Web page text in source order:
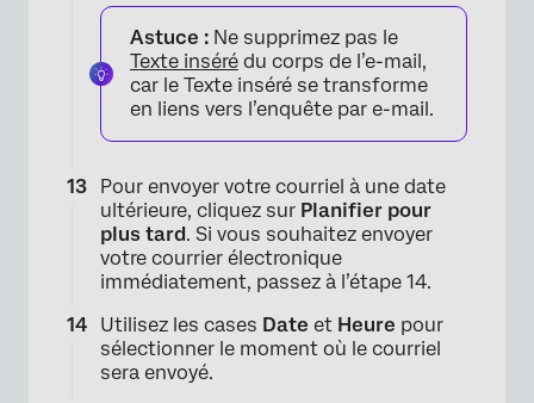
×
Astuce : Ne supprimez pas le
Texte inséré du corps de l’e-mail,
car le Texte inséré se transforme
en liens vers l’enquête par e-mail.
Pour envoyer votre courriel à une date
ultérieure, cliquez sur Planifier pour
plus tard. Si vous souhaitez envoyer
votre courrier électronique
immédiatement, passez à l’étape 14.
Utilisez les cases Date et Heure pour
sélectionner le moment où le courriel
sera envoyé.